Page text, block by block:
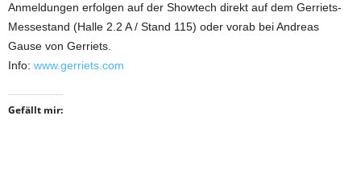
Anmeldungen erfolgen auf der Showtech direkt auf dem Gerriets-
Messestand (Halle 2.2 A / Stand 115) oder vorab bei Andreas
Gause von Gerriets.
Info: www.gerriets.com
Gefällt mir: